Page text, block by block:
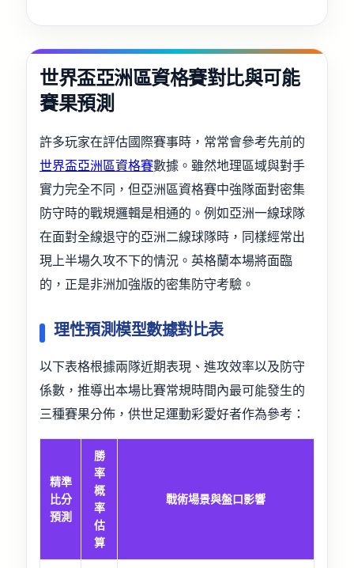
世界盃亞洲區資格賽對比與可能
賽果預測
許多玩家在評估國際賽事時，常常會參考先前的
世界盃亞洲區資格賽數據。雖然地理區域與對手
實力完全不同，但亞洲區資格賽中強隊面對密集
防守時的戰規邏輯是相通的。例如亞洲一線球隊
在面對全線退守的亞洲二線球隊時，同樣經常出
現上半場久攻不下的情況。英格蘭本場將面臨
的，正是非洲加強版的密集防守考驗。
理性預測模型數據對比表
以下表格根據兩隊近期表現、進攻效率以及防守
係數，推導出本場比賽常規時間內最可能發生的
三種賽果分佈，供世足運動彩愛好者作為參考：
精準
比分
預測
勝
率
概
率
估
算
戰術場景與盤口影響